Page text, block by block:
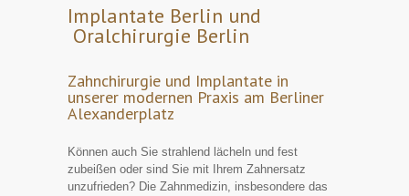
Implantate Berlin und
Oralchirurgie Berlin
Zahnchirurgie und Implantate in
unserer modernen Praxis am Berliner
Alexanderplatz
Können auch Sie strahlend lächeln und fest
zubeißen oder sind Sie mit Ihrem Zahnersatz
unzufrieden? Die Zahnmedizin, insbesondere das